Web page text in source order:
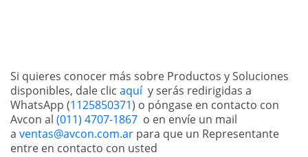
Si quieres conocer más sobre Productos y Soluciones
disponibles, dale clic aquí y serás redirigidas a
WhatsApp (1125850371) o póngase en contacto con
Avcon al (011) 4707-1867 o en envíe un mail
a ventas@avcon.com.ar para que un Representante
entre en contacto con usted